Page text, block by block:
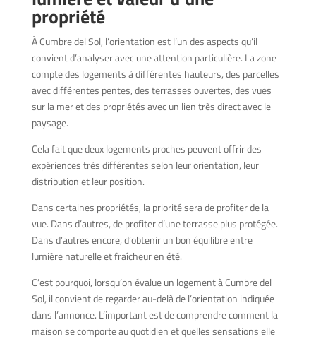
propriété
À Cumbre del Sol, l’orientation est l’un des aspects qu’il
convient d’analyser avec une attention particulière. La zone
compte des logements à différentes hauteurs, des parcelles
avec différentes pentes, des terrasses ouvertes, des vues
sur la mer et des propriétés avec un lien très direct avec le
paysage.
Cela fait que deux logements proches peuvent offrir des
expériences très différentes selon leur orientation, leur
distribution et leur position.
Dans certaines propriétés, la priorité sera de profiter de la
vue. Dans d’autres, de profiter d’une terrasse plus protégée.
Dans d’autres encore, d’obtenir un bon équilibre entre
lumière naturelle et fraîcheur en été.
C’est pourquoi, lorsqu’on évalue un logement à Cumbre del
Sol, il convient de regarder au-delà de l’orientation indiquée
dans l’annonce. L’important est de comprendre comment la
maison se comporte au quotidien et quelles sensations elle